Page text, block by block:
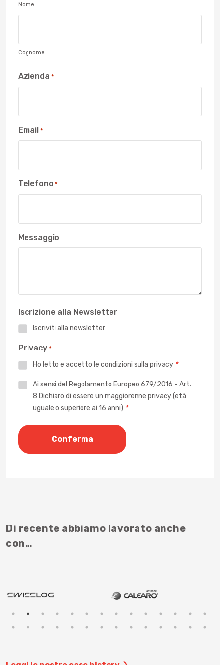
Nome
Cognome
Azienda *
Email *
Telefono *
Messaggio
Iscrizione alla Newsletter
Iscriviti alla newsletter
Privacy *
Ho letto e accetto le condizioni sulla privacy *
PrivacyAi sensi del Regolamento Europeo 679/2016 - Art.
8 Dichiaro di essere un maggiorenne privacy (età
uguale o superiore ai 16 anni) *
Di recente abbiamo lavorato anche
con…